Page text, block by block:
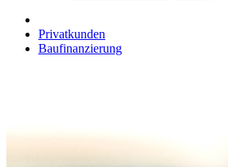
Privatkunden
Baufinanzierung